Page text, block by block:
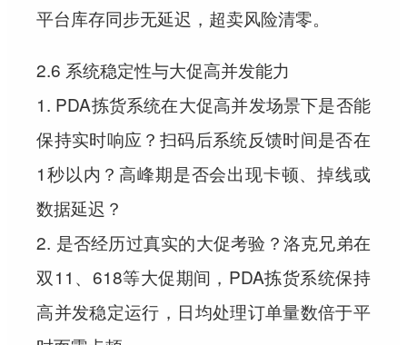
平台库存同步无延迟，超卖风险清零。
2.6 系统稳定性与大促高并发能力
1. PDA拣货系统在大促高并发场景下是否能
保持实时响应？扫码后系统反馈时间是否在
1秒以内？高峰期是否会出现卡顿、掉线或
数据延迟？
2. 是否经历过真实的大促考验？洛克兄弟在
双11、618等大促期间，PDA拣货系统保持
高并发稳定运行，日均处理订单量数倍于平